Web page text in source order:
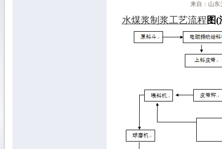
来自：山
水煤浆制浆工艺流程图(